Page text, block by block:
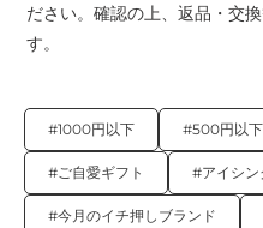
ださい。確認の上、返品・交
す。
#1000円以下 #500円以下
#ご自愛ギフト #アイシン
#今月のイチ押しブランド